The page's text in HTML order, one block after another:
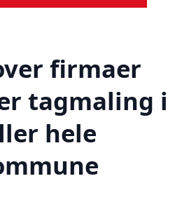
firmaer
tagmaling i
hele